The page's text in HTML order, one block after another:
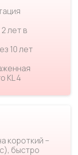
лет в
10 лет
KL 4
короткий –
быстро